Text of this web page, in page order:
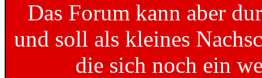
Das Forum kann aber
und soll als kleines
die sich noch ein